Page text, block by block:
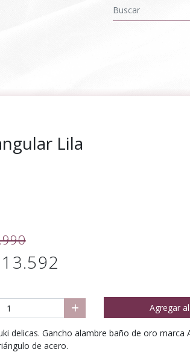
Lila
Agregar
delicas. Gancho alambre baño de oro marca
de acero.